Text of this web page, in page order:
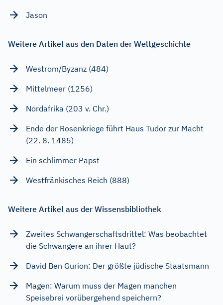
Jason
Weitere Artikel aus den Daten der Weltgeschichte
Westrom/Byzanz (484)
Mittelmeer (1256)
Nordafrika (203 v. Chr.)
Ende der Rosenkriege führt Haus Tudor zur Macht
(22. 8. 1485)
Ein schlimmer Papst
Westfränkisches Reich (888)
Weitere Artikel aus der Wissensbibliothek
Zweites Schwangerschaftsdrittel: Was beobachtet
die Schwangere an ihrer Haut?
David Ben Gurion: Der größte jüdische Staatsmann
Magen: Warum muss der Magen manchen
Speisebrei vorübergehend speichern?